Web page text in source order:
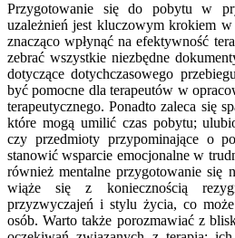
Przygotowanie się do pobytu w
uzależnień jest kluczowym krokiem
znacząco wpłynąć na efektywność
zebrać wszystkie niezbędne
dotyczące dotychczasowego
być pomocne dla terapeutów w
terapeutycznego. Ponadto zaleca się
które mogą umilić czas pobytu;
czy przedmioty przypominające o
stanowić wsparcie emocjonalne w
również mentalne przygotowanie się
wiąże się z koniecznością
przyzwyczajeń i stylu życia, co
osób. Warto także porozmawiać z